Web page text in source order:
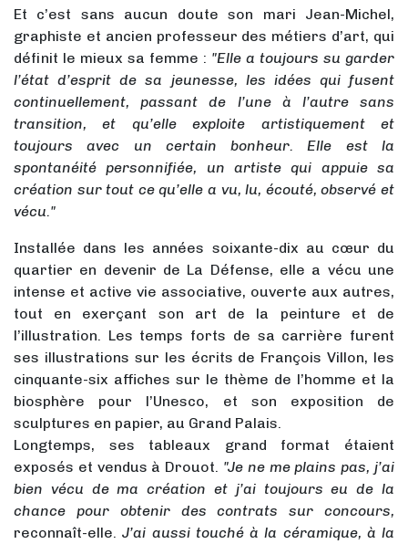
Et c’est sans aucun doute son mari Jean-Michel,
graphiste et ancien professeur des métiers d’art, qui
définit le mieux sa femme : "Elle a toujours su garder
l’état d’esprit de sa jeunesse, les idées qui fusent
continuellement, passant de l’une à l’autre sans
transition, et qu’elle exploite artistiquement et
toujours avec un certain bonheur. Elle est la
spontanéité personnifiée, un artiste qui appuie sa
création sur tout ce qu’elle a vu, lu, écouté, observé et
vécu."
Installée dans les années soixante-dix au cœur du
quartier en devenir de La Défense, elle a vécu une
intense et active vie associative, ouverte aux autres,
tout en exerçant son art de la peinture et de
l’illustration. Les temps forts de sa carrière furent
ses illustrations sur les écrits de François Villon, les
cinquante-six affiches sur le thème de l’homme et la
biosphère pour l’Unesco, et son exposition de
sculptures en papier, au Grand Palais.
Longtemps, ses tableaux grand format étaient
exposés et vendus à Drouot. "Je ne me plains pas, j’ai
bien vécu de ma création et j’ai toujours eu de la
chance pour obtenir des contrats sur concours,
reconnaît-elle. J’ai aussi touché à la céramique, à la